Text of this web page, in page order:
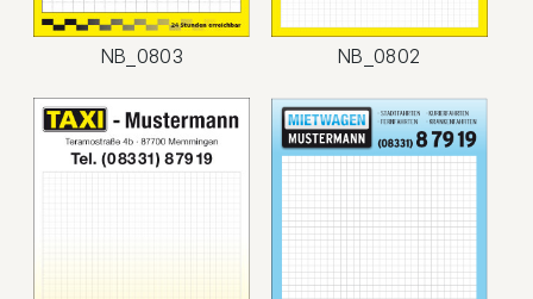
NB_0803 NB_0802